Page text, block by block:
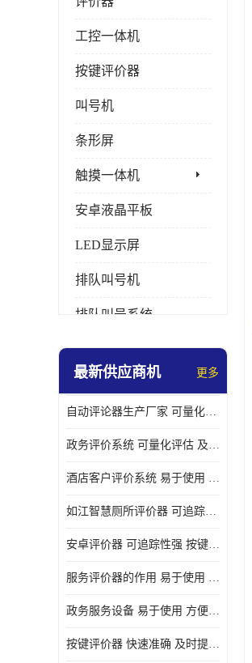
工控一体机
按键评价器
叫号机
条形屏
触摸一体机
安卓液晶平板
LED显示屏
排队叫号机
排队叫号系统
拼接屏
壁挂广告机
液晶广告机
最新供应商机 更多
自动评论器生产厂家 可量化评估 适用于多种应用场景
政务评价系统 可量化评估 及时提供反馈
酒店客户评价系统 易于使用 按键响应速度
如江智慧厕所评价器 可追踪性强 及时提供反馈
安卓评价器 可追踪性强 按键响应速度
服务评价器的作用 易于使用 按键响应速度
政务服务设备 易于使用 方便数据记录和分析
按键评价器 快速准确 及时提供反馈